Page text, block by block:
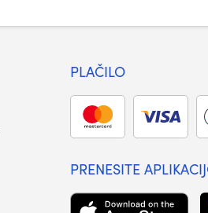
PLAČILO
PRENESITE